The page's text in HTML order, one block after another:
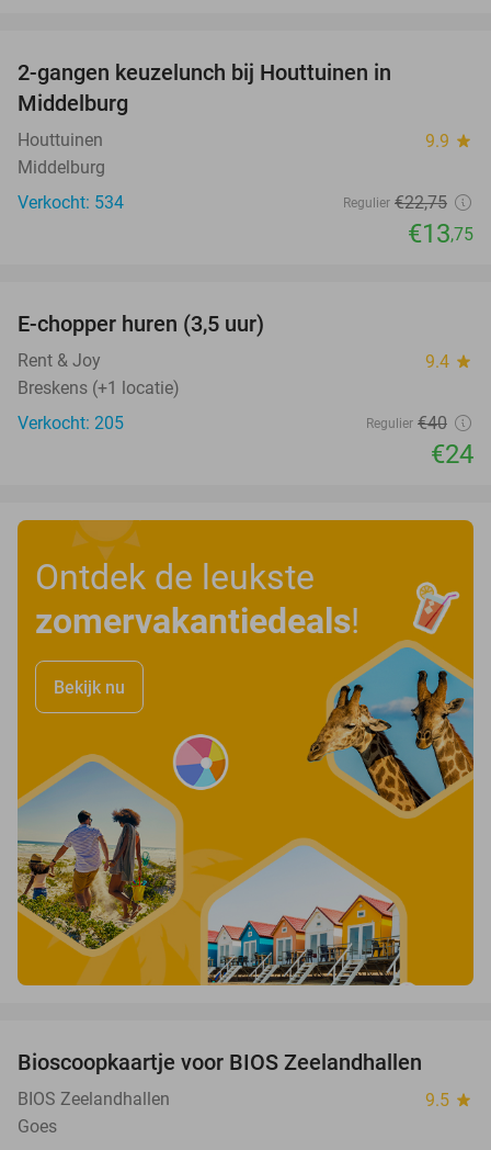
2-gangen keuzelunch bij Houttuinen in
Middelburg
Houttuinen 9.9 star
Middelburg
Verkocht: 534
Regulier €22,75
€13,75
E-chopper huren (3,5 uur)
Rent & Joy 9.4 star
Breskens (+1 locatie)
Verkocht: 205
Regulier €40
€24
Ontdek de leukste
zomervakantiedeals!
Bekijk nu
Bioscoopkaartje voor BIOS Zeelandhallen
BIOS Zeelandhallen 9.5 star
Goes